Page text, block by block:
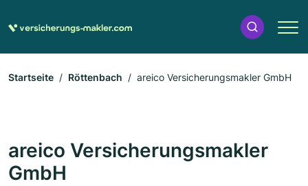
Startseite Röttenbach areico Versicherungsmakler GmbH
areico Versicherungsmakler
GmbH